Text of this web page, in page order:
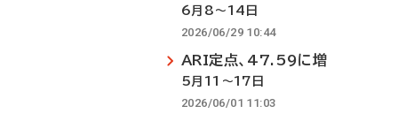
6月8～14日
2026/06/29 10:44
ARI定点、47.59に増
5月11～17日
2026/06/01 11:03